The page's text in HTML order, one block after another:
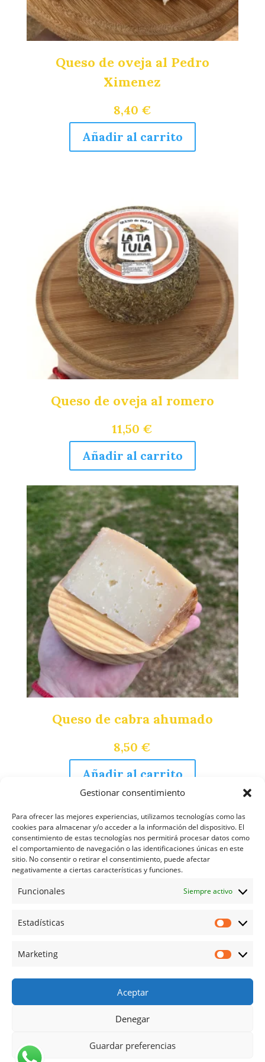
Gestionar consentimiento
Para ofrecer las mejores experiencias, utilizamos tecnologías como las
cookies para almacenar y/o acceder a la información del dispositivo. El
consentimiento de estas tecnologías nos permitirá procesar datos como
el comportamiento de navegación o las identificaciones únicas en este
sitio. No consentir o retirar el consentimiento, puede afectar
negativamente a ciertas características y funciones.
Funcionales Siempre activo
Estadísticas
Marketing
Aceptar
Denegar
Guardar preferencias
producto
Queso de oveja al Pedro
Ximenez
8,40 €
Añadir al carrito
Queso de oveja al romero
11,50 €
Añadir al carrito
Queso de cabra ahumado
8,50 €
Añadir al carrito
Condiciones de compra
Aviso Legal
Formatges La Tia Tula © 2026 |Diseño de Tiendas
Online 1 Informático en Gandia